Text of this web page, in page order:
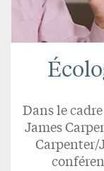
Dans le
James
Carpenter/